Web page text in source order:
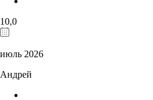
10,0
июль 2026
Андрей